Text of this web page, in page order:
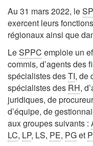
Au 31 mars 2022, le
exercent leurs
régionaux ainsi que
LeSPPC emploie un
commis, d’agents des
spécialistes desTI, de
spécialistes des RH,
juridiques, de
d’équipe, de
aux groupes suivants :
LC, LP, LS, PE, PGet